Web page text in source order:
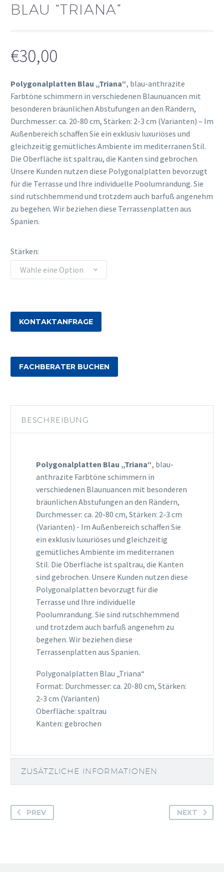
BLAU “TRIANA”
€30,00
Polygonalplatten Blau „Triana“, blau-anthrazite
Farbtöne schimmern in verschiedenen Blaunuancen mit
besonderen bräunlichen Abstufungen an den Rändern,
Durchmesser: ca. 20-80 cm, Stärken: 2-3 cm (Varianten) – Im
Außenbereich schaffen Sie ein exklusiv luxuriöses und
gleichzeitig gemütliches Ambiente im mediterranen Stil.
Die Oberfläche ist spaltrau, die Kanten sind gebrochen.
Unsere Kunden nutzen diese Polygonalplatten bevorzugt
für die Terrasse und Ihre individuelle Poolumrandung. Sie
sind rutschhemmend und trotzdem auch barfuß angenehm
zu begehen. Wir beziehen diese Terrassenplatten aus
Spanien.
Stärken
Wähle eine Option
KONTAKTANFRAGE
FACHBERATER BUCHEN
BESCHREIBUNG
Polygonalplatten Blau „Triana“, blau-
anthrazite Farbtöne schimmern in
verschiedenen Blaunuancen mit besonderen
bräunlichen Abstufungen an den Rändern,
Durchmesser: ca. 20-80 cm, Stärken: 2-3 cm
(Varianten) - Im Außenbereich schaffen Sie
ein exklusiv luxuriöses und gleichzeitig
gemütliches Ambiente im mediterranen
Stil. Die Oberfläche ist spaltrau, die Kanten
sind gebrochen. Unsere Kunden nutzen diese
Polygonalplatten bevorzugt für die
Terrasse und Ihre individuelle
Poolumrandung. Sie sind rutschhemmend
und trotzdem auch barfuß angenehm zu
begehen. Wir beziehen diese
Terrassenplatten aus Spanien.
Polygonalplatten Blau „Triana“
Format: Durchmesser: ca. 20-80 cm, Stärken:
2-3 cm (Varianten)
Oberfläche: spaltrau
Kanten: gebrochen
ZUSÄTZLICHE INFORMATIONEN
PREV NEXT